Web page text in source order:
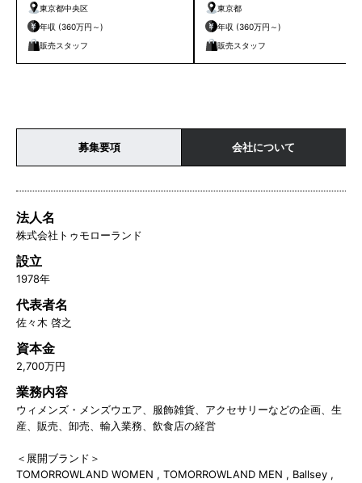
東京都中央区
年収 (360万円～)
販売スタッフ
東京都
年収 (360万円～)
販売スタッフ
募集要項 会社について
法人名
株式会社トゥモローランド
設立
1978年
代表者名
佐々木 啓之
資本金
2,700万円
業務内容
ウィメンズ・メンズウエア、服飾雑貨、アクセサリーなどの企画、生
産、販売、卸売、輸入業務、飲食店の経営
＜展開ブランド＞
TOMORROWLAND WOMEN , TOMORROWLAND MEN , Ballsey ,